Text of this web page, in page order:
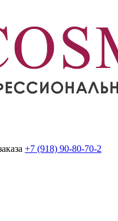
+7 (918) 90-80-70-2